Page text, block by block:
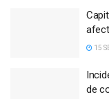
15
de